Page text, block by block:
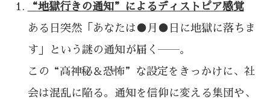
“地獄行きの通知”によるディストピア感覚
ある日突然「あなたは●月●日に地獄に落ちま
す」という謎の通知が届く――。
この“高神秘＆恐怖”な設定をきっかけに、社
会は混乱に陥る。通知を信仰に変える集団や、